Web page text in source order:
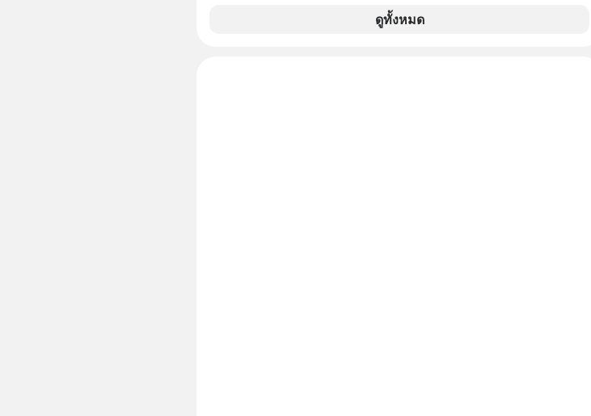
ฟู้ด รีเทล จำกัด (CFR) ซึ่งเป็นบริษัทย่อยที่ CRC ถือ
ดูทั้งหมด